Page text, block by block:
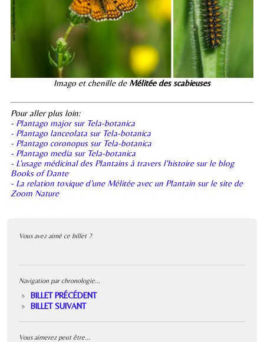
Imago et chenille de Mélitée des scabieuses
Pour aller plus loin:
- Plantago major sur Tela-botanica
- Plantago lanceolata sur Tela-botanica
- Plantago coronopus sur Tela-botanica
- Plantago media sur Tela-botanica
- L'usage médicinal des Plantains à travers l'histoire sur le blog
Books of Dante
- La relation toxique d’une Mélitée avec un Plantain sur le site de
Zoom Nature
Vous avez aimé ce billet ?
Navigation par chronologie...
BILLET PRÉCÉDENT
BILLET SUIVANT
Vous aimerez peut être...